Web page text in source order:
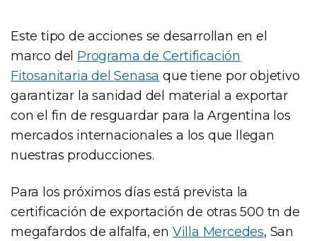
Este tipo de acciones se desarrollan en el
marco del Programa de Certificación
Fitosanitaria del Senasa que tiene por objetivo
garantizar la sanidad del material a exportar
con el fin de resguardar para la Argentina los
mercados internacionales a los que llegan
nuestras producciones.
Para los próximos días está prevista la
certificación de exportación de otras 500 tn de
megafardos de alfalfa, en Villa Mercedes, San